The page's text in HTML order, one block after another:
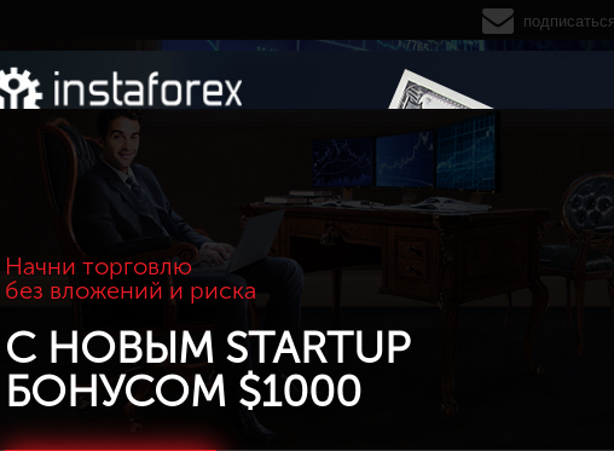
Начни торговлю
без вложений и риска
С НОВЫМ STARTUP
БОНУСОМ $1000